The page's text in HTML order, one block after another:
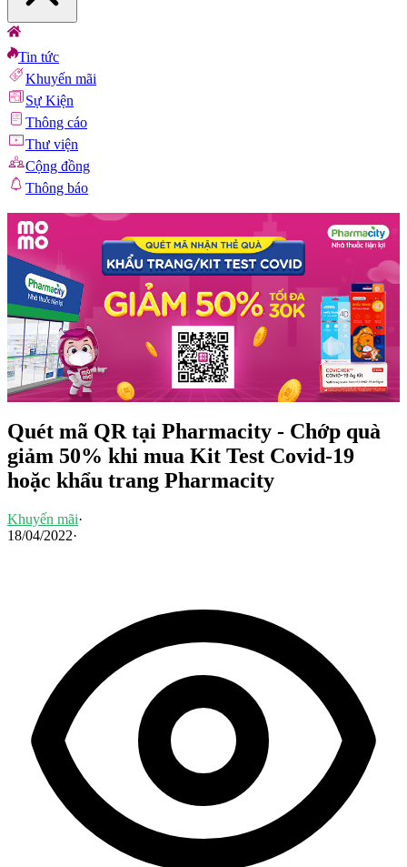
Tin tức
Khuyến mãi
Sự Kiện
Thông cáo
Thư viện
Cộng đồng
Thông báo
Quét mã QR tại Pharmacity - Chớp quà
giảm 50% khi mua Kit Test Covid-19
hoặc khẩu trang Pharmacity
Khuyến mãi·
18/04/2022·